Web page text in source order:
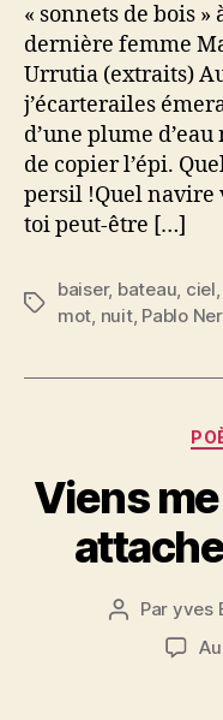
« sonnets de bois »
dernière femme
Urrutia (extraits)
j’écarterailes
d’une plume
de copier l’épi.
persil !Quel navire
toi peut-être […]
Étiquettes
baiser, bateau, ciel,
mot, nuit, Pablo
Viens
Auteur
l’article
Par yves